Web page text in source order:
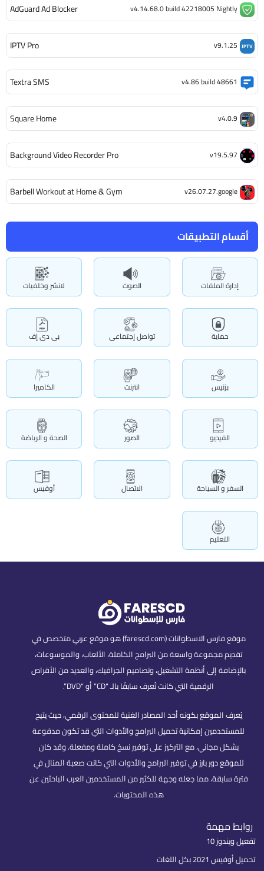
أقسام التطبيقات
إدارة الملفات الصوت لانشر وخلفيات
حماية تواصل إجتماعى بى دى إف
بزنيس انترنت الكاميرا
الفيديو الصور الصحة و الرياضة
السفر و السياحة الاتصال أوفيس
التعليم
AdGuard Ad Blocker v4.14.68.0 build 42218005 Nightly
IPTV Pro v9.1.25
Textra SMS v4.86 build 48661
Square Home v4.0.9
Background Video Recorder Pro v19.5.97
Barbell Workout at Home & Gym v26.07.27.google
موقع فارس الاسطوانات (farescd.com) هو موقع عربي متخصص في
تقديم مجموعة واسعة من البرامج الكاملة، الألعاب، والموسوعات،
بالإضافة إلى أنظمة التشغيل، وتصاميم الجرافيك، والعديد من الأقراص
الرقمية التي كانت تُعرف سابقًا بالـ “CD” أو “DVD”.
يُعرف الموقع بكونه أحد المصادر الغنية للمحتوى الرقمي، حيث يتيح
للمستخدمين إمكانية تحميل البرامج والأدوات التي قد تكون مدفوعة
بشكل مجاني، مع التركيز على توفير نسخ كاملة ومفعلة. وقد كان
للموقع دور بارز في توفير البرامج والأدوات التي كانت صعبة المنال في
فترة سابقة، مما جعله وجهة للكثير من المستخدمين العرب الباحثين عن
هذه المحتويات.
روابط مهمة
تفعيل ويندوز 10
تحميل أوفيس 2021 بكل اللغات